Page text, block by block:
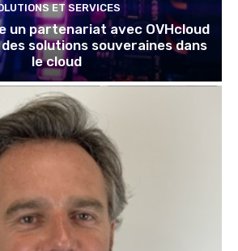
ET SERVICES
un partenariat avec OVHcloud
solutions souveraines dans
le cloud